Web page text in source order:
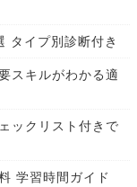
タイプ別診断付き
スキルがわかる適
ックリスト付きで
学習時間ガイド